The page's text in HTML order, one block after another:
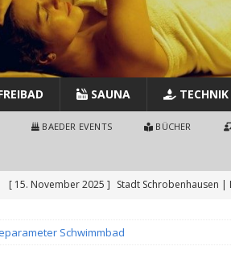
SAUNA TECHNIK
BAEDER EVENTS BÜCHER
[ 15. November 2025 ] Stadt Schrobenhausen
[ 9. November 2025 ] Badmeister/in Hallenbad
Schwimmbad